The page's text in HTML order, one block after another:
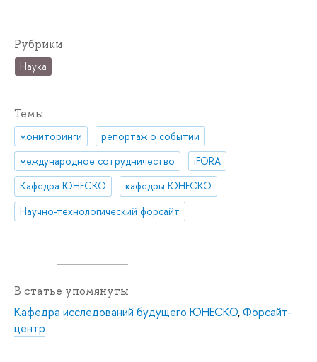
Рубрики
Наука
Темы
мониторинги
репортаж о событии
международное сотрудничество
iFORA
Кафедра ЮНЕСКО
кафедры ЮНЕСКО
Научно-технологический форсайт
В статье упомянуты
Кафедра исследований будущего ЮНЕСКО,Форсайт-
центр